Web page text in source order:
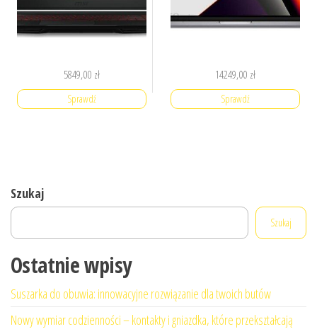
5849,00 zł
Sprawdź
14249,00 zł
Sprawdź
Szukaj
Szukaj
Ostatnie wpisy
Suszarka do obuwia: innowacyjne rozwiązanie dla twoich butów
Nowy wymiar codzienności – kontakty i gniazdka, które przekształcają